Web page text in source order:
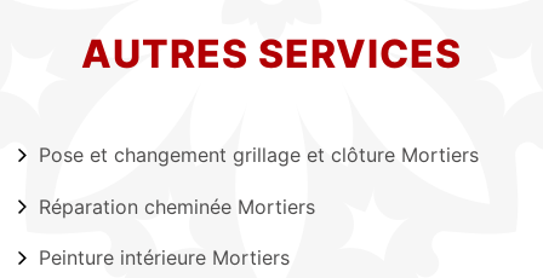
AUTRES SERVICES
Pose et changement grillage et clôture Mortiers
Réparation cheminée Mortiers
Peinture intérieure Mortiers